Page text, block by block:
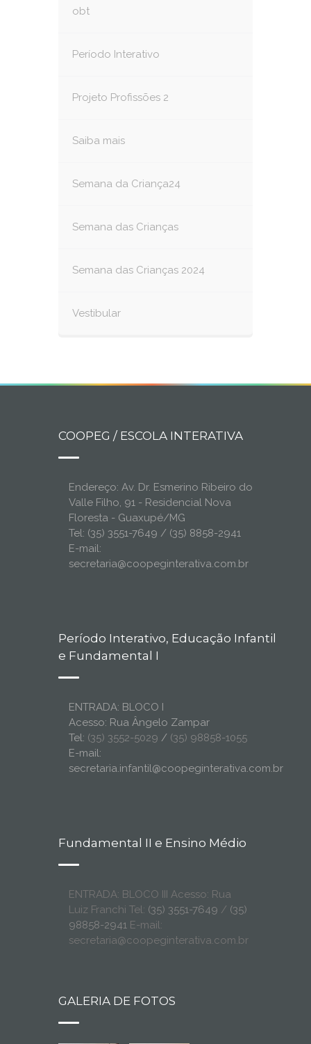
obt
Período Interativo
Projeto Profissões 2
Saiba mais
Semana da Criança24
Semana das Crianças
Semana das Crianças 2024
Vestibular
COOPEG / ESCOLA INTERATIVA
Endereço: Av. Dr. Esmerino Ribeiro do
Valle Filho, 91 - Residencial Nova
Floresta - Guaxupé/MG
Tel: (35) 3551-7649 / (35) 8858-2941
E-mail:
secretaria@coopeginterativa.com.br
Período Interativo, Educação Infantil
e Fundamental I
ENTRADA: BLOCO I
Acesso: Rua Ângelo Zampar
Tel: (35) 3552-5029 / (35) 98858-1055
E-mail:
secretaria.infantil@coopeginterativa.com.br
Fundamental II e Ensino Médio
ENTRADA: BLOCO III Acesso: Rua
Luiz Franchi Tel: (35) 3551-7649 / (35)
98858-2941 E-mail:
secretaria@coopeginterativa.com.br
GALERIA DE FOTOS